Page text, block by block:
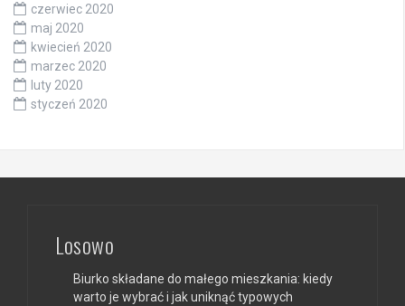
czerwiec 2020
maj 2020
kwiecień 2020
marzec 2020
luty 2020
styczeń 2020
Losowo
Biurko składane do małego mieszkania: kiedy
warto je wybrać i jak uniknąć typowych